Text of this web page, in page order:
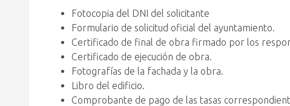
Fotocopia del DNI del solicitante
Formulario de solicitud oficial del ayuntamiento.
Certificado de final de obra firmado por los
Certificado de ejecución de obra.
Fotografías de la fachada y la obra.
Libro del edificio.
Comprobante de pago de las tasas